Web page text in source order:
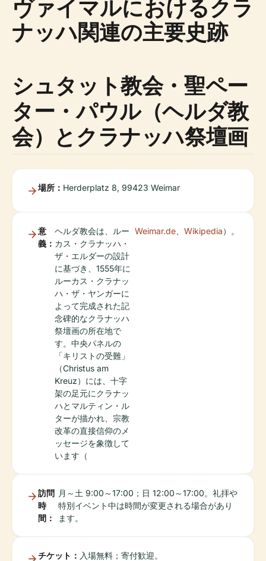
ヴァイマルにおけるクラ
ナッハ関連の主要史跡
シュタット教会・聖ペー
ター・パウル（ヘルダ教
会）とクラナッハ祭壇画
場所： Herderplatz 8, 99423 Weimar
意
義：
ヘルダ教会は、ルー
カス・クラナッハ・
ザ・エルダーの設計
に基づき、1555年に
ルーカス・クラナッ
ハ・ザ・ヤンガーに
よって完成された記
念碑的なクラナッハ
祭壇画の所在地で
す。中央パネルの
「キリストの受難」
（Christus am
Kreuz）には、十字
架の足元にクラナッ
ハとマルティン・ル
ターが描かれ、宗教
改革の直接信仰のメ
ッセージを象徴して
います（
Weimar.de Wikipedia）。
訪問
時
間：
月～土 9:00～17:00；日 12:00～17:00。礼拝や
特別イベント中は時間が変更される場合があり
ます。
チケット： 入場無料；寄付歓迎。